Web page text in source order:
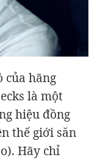
của hãng
là một
hiệu đồng
thế giới săn
Hãy chỉ